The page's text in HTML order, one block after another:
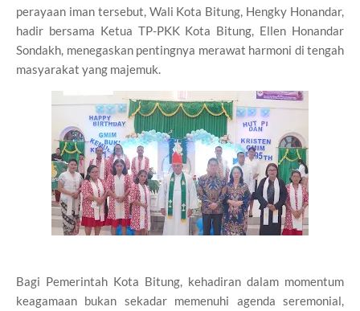
perayaan iman tersebut, Wali Kota Bitung, Hengky Honandar,
hadir bersama Ketua TP-PKK Kota Bitung, Ellen Honandar
Sondakh, menegaskan pentingnya merawat harmoni di tengah
masyarakat yang majemuk.
Bagi Pemerintah Kota Bitung, kehadiran dalam momentum
keagamaan bukan sekadar memenuhi agenda seremonial,